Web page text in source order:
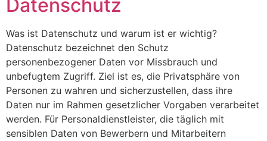
Datenschutz
Was ist Datenschutz und warum ist er wichtig?
Datenschutz bezeichnet den Schutz
personenbezogener Daten vor Missbrauch und
unbefugtem Zugriff. Ziel ist es, die Privatsphäre von
Personen zu wahren und sicherzustellen, dass ihre
Daten nur im Rahmen gesetzlicher Vorgaben verarbeitet
werden. Für Personaldienstleister, die täglich mit
sensiblen Daten von Bewerbern und Mitarbeitern